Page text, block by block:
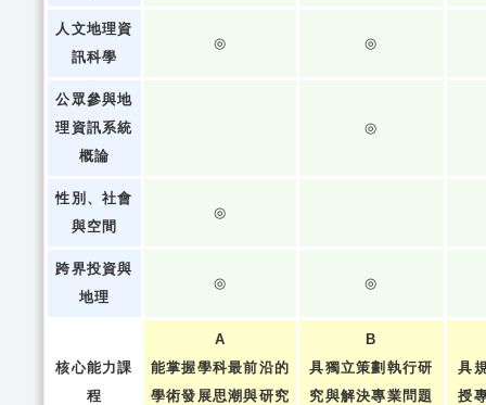
人文地理資
訊科學
◎ ◎
公眾參與地
理資訊系統
概論
◎
性別、社會
與空間
◎
跨界投資與
地理
◎ ◎
核心能力課
程
A
能掌握學科最前沿的
學術發展思潮與研究
B
具獨立策劃執行研
究與解決專業問題
具
授